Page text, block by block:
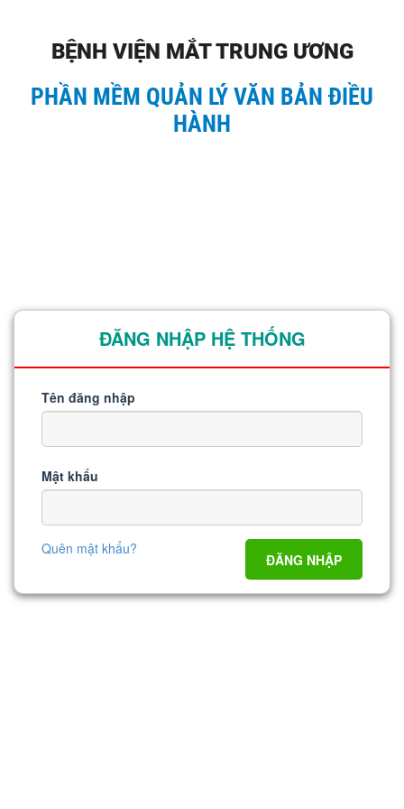
BỆNH VIỆN MẮT TRUNG ƯƠNG
PHẦN MỀM QUẢN LÝ VĂN BẢN ĐIỀU
HÀNH
ĐĂNG NHẬP HỆ THỐNG
Tên đăng nhập
Mật khẩu
Quên mật khẩu?